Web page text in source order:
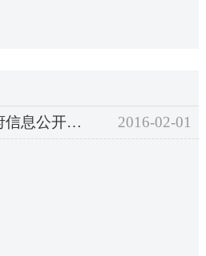
中华人民共和国政府信息公开条例 2016-02-01